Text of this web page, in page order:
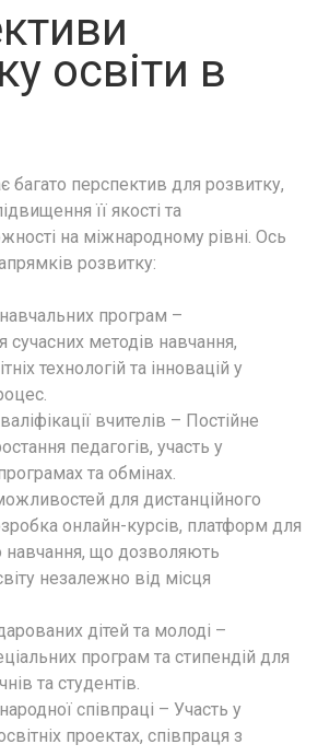
освіти в
багато перспектив для розвитку,
її якості та
на міжнародному рівні. Ось
розвитку:
програм –
методів навчання,
технологій та інновацій у
вчителів – Постійне
педагогів, участь у
та обмінах.
для дистанційного
онлайн-курсів, платформ для
навчання, що дозволяють
незалежно від місця
дітей та молоді –
програм та стипендій для
та студентів.
співпраці – Участь у
проектах, співпраця з